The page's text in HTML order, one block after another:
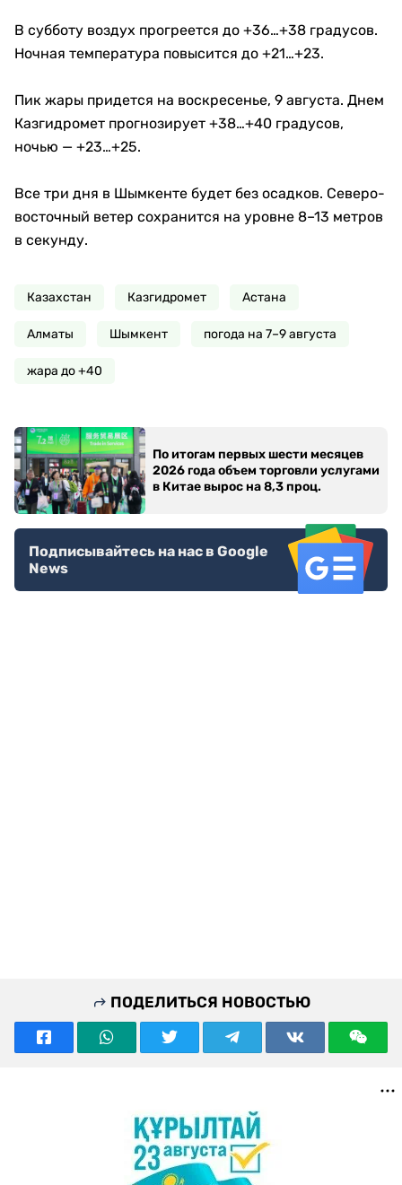
В субботу воздух прогреется до +36…+38 градусов.
Ночная температура повысится до +21…+23.
Пик жары придется на воскресенье, 9 августа. Днем
Казгидромет прогнозирует +38…+40 градусов,
ночью — +23…+25.
Все три дня в Шымкенте будет без осадков. Северо-
восточный ветер сохранится на уровне 8–13 метров
в секунду.
Казахстан Казгидромет Астана
Алматы Шымкент погода на 7–9 августа
жара до +40
По итогам первых шести месяцев
2026 года объем торговли услугами
в Китае вырос на 8,3 проц.
Подписывайтесь на нас в Google
News
ПОДЕЛИТЬСЯ НОВОСТЬЮ